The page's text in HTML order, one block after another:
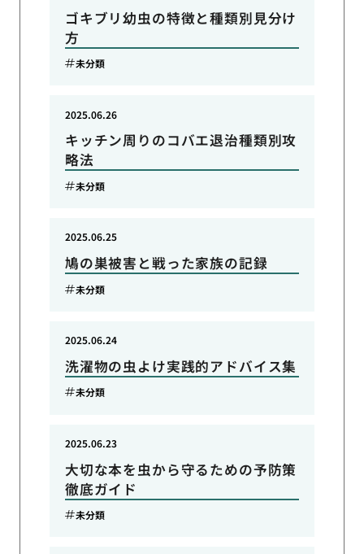
ゴキブリ幼虫の特徴と種類別見分け
方
未分類
キッチン周りのコバエ退治種類別攻
略法
2025.06.26
未分類
鳩の巣被害と戦った家族の記録
2025.06.25
未分類
洗濯物の虫よけ実践的アドバイス集
2025.06.24
未分類
大切な本を虫から守るための予防策
徹底ガイド
2025.06.23
未分類